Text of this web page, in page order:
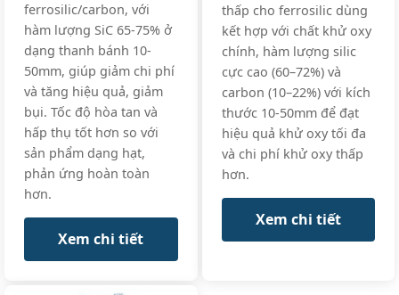
SiC
Briquette
Steelmaking
Foundry
SiC
Briquette
75%
SiC75-BQ,
SiC:
73-77%
C:
15-20%
SiO₂:
≤3%
+3 more
Premium
High Purity
All standards
ferrosilic/carbon, với
hàm lượng SiC 65-75% ở
dạng thanh bánh 10-
50mm, giúp giảm chi phí
và tăng hiệu quả, giảm
bụi. Tốc độ hòa tan và
hấp thụ tốt hơn so với
sản phẩm dạng hạt,
phản ứng hoàn toàn
hơn.
Xem chi tiết
thấp cho ferrosilic dùng
kết hợp với chất khử oxy
chính, hàm lượng silic
cực cao (60–72%) và
carbon (10–22%) với kích
thước 10-50mm để đạt
hiệu quả khử oxy tối đa
và chi phí khử oxy thấp
hơn.
Xem chi tiết